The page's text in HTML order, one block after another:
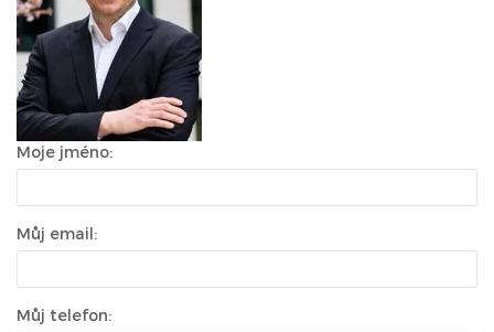
Moje jméno:
Můj email:
Můj telefon: